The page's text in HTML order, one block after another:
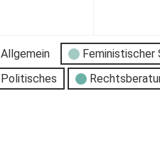
Allgemein Feministischer
Politisches